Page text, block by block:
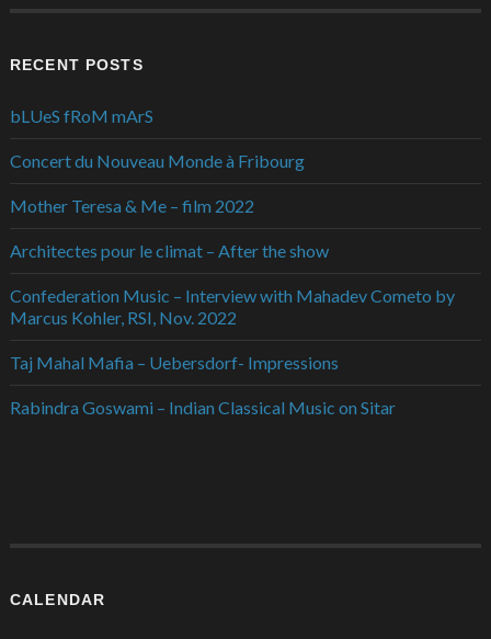
RECENT POSTS
bLUeS fRoM mArS
Concert du Nouveau Monde à Fribourg
Mother Teresa & Me – film 2022
Architectes pour le climat – After the show
Confederation Music – Interview with Mahadev Cometo by
Marcus Kohler, RSI, Nov. 2022
Taj Mahal Mafia – Uebersdorf- Impressions
Rabindra Goswami – Indian Classical Music on Sitar
CALENDAR